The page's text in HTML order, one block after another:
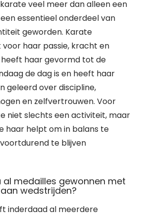
veel meer dan alleen een
essentieel onderdeel van
geworden. Karate
haar passie, kracht en
heeft haar gevormd tot de
de dag is en heeft haar
geleerd over discipline,
en zelfvertrouwen. Voor
niet slechts een activiteit, maar
haar helpt om in balans te
te blijven
al medailles gewonnen met
wedstrijden?
inderdaad al meerdere